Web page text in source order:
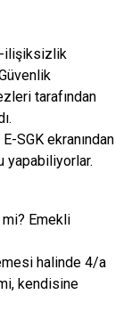
ilişiksizlik
tarafından
SGK ekranından
yapabiliyorlar.
Emekli
halinde 4/a
kendisine